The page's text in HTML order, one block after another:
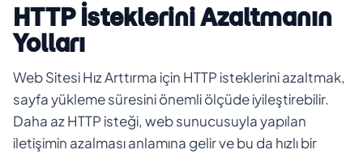
HTTP İsteklerini Azaltmanın
Yolları
Web Sitesi Hız Arttırma için HTTP isteklerini azaltmak,
sayfa yükleme süresini önemli ölçüde iyileştirebilir.
Daha az HTTP isteği, web sunucusuyla yapılan
iletişimin azalması anlamına gelir ve bu da hızlı bir